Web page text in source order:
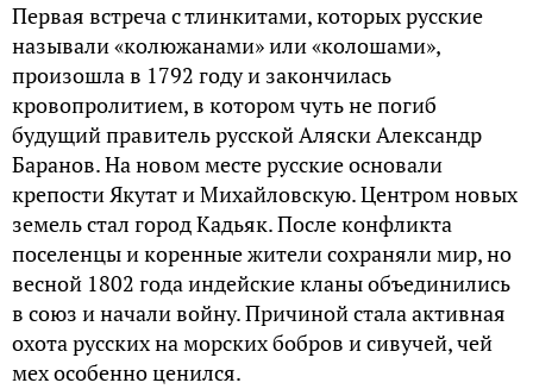
Первая встреча с тлинкитами, которых русские
называли «колюжанами» или «колошами»,
произошла в 1792 году и закончилась
кровопролитием, в котором чуть не погиб
будущий правитель русской Аляски Александр
Баранов. На новом месте русские основали
крепости Якутат и Михайловскую. Центром новых
земель стал город Кадьяк. После конфликта
поселенцы и коренные жители сохраняли мир, но
весной 1802 года индейские кланы объединились
в союз и начали войну. Причиной стала активная
охота русских на морских бобров и сивучей, чей
мех особенно ценился.